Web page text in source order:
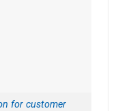
for customer